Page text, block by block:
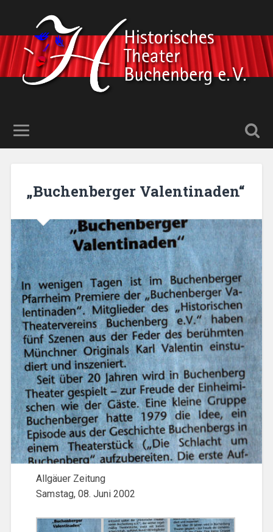
„Buchenberger Valentinaden“
Allgäuer Zeitung
Samstag, 08. Juni 2002